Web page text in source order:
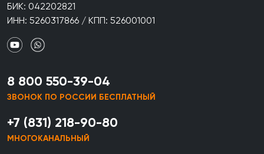
БИК: 042202821
ИНН: 5260317866 / КПП: 526001001
8 800 550-39-04
ЗВОНОК ПО РОССИИ БЕСПЛАТНЫЙ
+7 (831) 218-90-80
МНОГОКАНАЛЬНЫЙ